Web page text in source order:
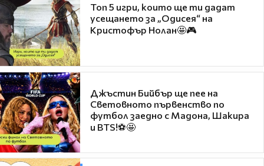
Топ 5 игри, които ще ти дадат
усещането за „Одисея“ на
Кристофър Нолан🤩🎮
Джъстин Бийбър ще пее на
Световното първенство по
футбол заедно с Мадона, Шакира
и BTS!⚽🤩